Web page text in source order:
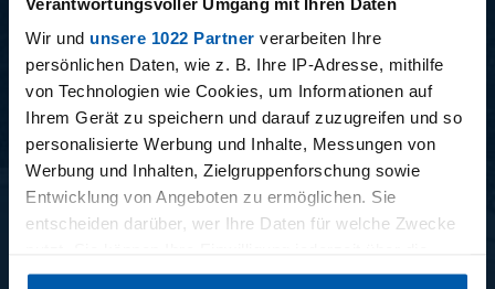
Wir und unsere 1022 Partner verarbeiten Ihre
persönlichen Daten, wie z. B. Ihre IP-Adresse, mithilfe
von Technologien wie Cookies, um Informationen auf
Ihrem Gerät zu speichern und darauf zuzugreifen und so
personalisierte Werbung und Inhalte, Messungen von
Werbung und Inhalten, Zielgruppenforschung sowie
Entwicklung von Angeboten zu ermöglichen. Sie
entscheiden darüber, wer Ihre Daten für welche Zwecke
Cookie-Erklärung oder durch Klicken auf das Privacy
BUNDESLIGA SAISON 2025/2026